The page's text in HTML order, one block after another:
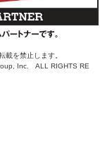
載を禁止します。
Inc. ALL RIGHTS RE